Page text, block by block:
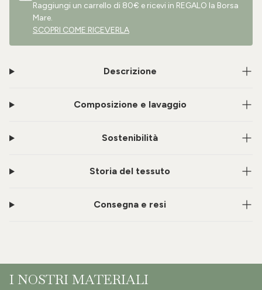
Raggiungi un carrello di 80€ e ricevi in REGALO la Borsa
Mare.
SCOPRI COME RICEVERLA
Descrizione
Composizione e lavaggio
Sostenibilità
Storia del tessuto
Consegna e resi
I NOSTRI MATERIALI